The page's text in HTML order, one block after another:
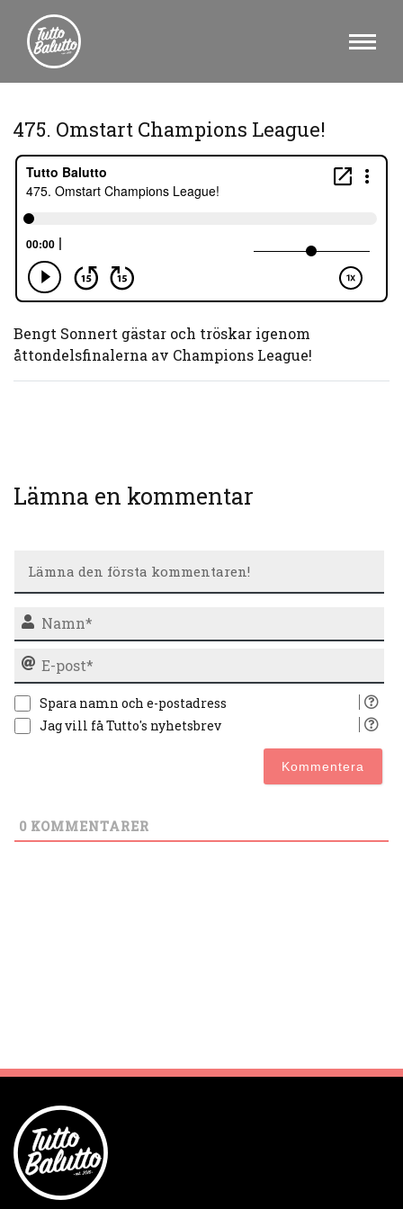
475. Omstart Champions League!
Bengt Sonnert gästar och tröskar igenom
åttondelsfinalerna av Champions League!
Lämna en kommentar
Spara namn och e-postadress
Jag vill få Tutto's nyhetsbrev
0 KOMMENTARER